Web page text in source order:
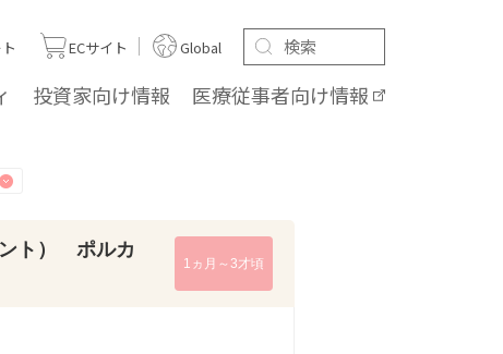
投資家向け情報 医療従事者向け情報
ECサイト Global
ト） ポルカ
1ヵ月～3才頃